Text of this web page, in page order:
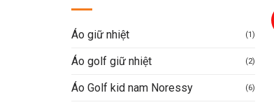
Áo giữ nhiệt (1)
Áo golf giữ nhiệt (2)
Áo Golf kid nam Noressy (6)